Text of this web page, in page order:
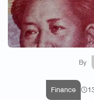
By
Finance